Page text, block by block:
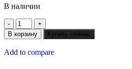
В наличии
В корзину Купить сейчас
Add to compare